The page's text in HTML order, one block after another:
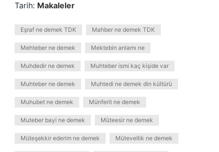
Tarih: Makaleler
Eşraf ne demek TDK Mahber ne demek TDK
Mehteber ne demek Mektebin anlamı ne
Muhdedir ne demek Muhteber ismi kaç kişide var
Muhteber ne demek Muhtedi ne demek din kültürü
Muhubet ne demek Münferit ne demek
Muteber bayi ne demek Müteesir ne demek
Müteşekkir ederim ne demek Mütevellik ne demek